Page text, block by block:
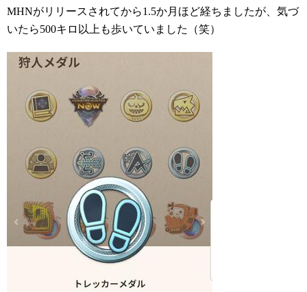
MHNがリリースされてから1.5か月ほど経ちましたが、気づ
いたら500キロ以上も歩いていました（笑）